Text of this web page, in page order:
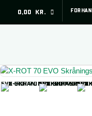
0,00 KR.